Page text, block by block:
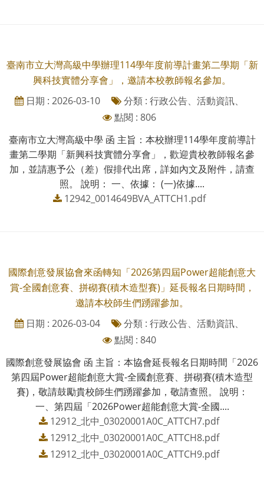
臺南市立大灣高級中學辦理114學年度前導計畫第二學期「新
興科技實體分享會」，邀請本校教師報名參加。
日期 : 2026-03-10
分類 : 行政公告、活動資訊、
點閱 : 806
臺南市立大灣高級中學 函 主旨：本校辦理114學年度前導計
畫第二學期「新興科技實體分享會」，歡迎貴校教師報名參
加，並請惠予公（差）假排代出席，詳如內文及附件，請查
照。 說明： 一、依據： (一)依據....
12942_0014649BVA_ATTCH1.pdf
國際創意發展協會來函轉知「2026第四屆Power超能創意大
賞-全國創意賽、拼砌賽(積木造型賽)」延長報名日期時間，
邀請本校師生們踴躍參加。
日期 : 2026-03-04
分類 : 行政公告、活動資訊、
點閱 : 840
國際創意發展協會 函 主旨：本協會延長報名日期時間「2026
第四屆Power超能創意大賞-全國創意賽、拼砌賽(積木造型
賽)，敬請鼓勵貴校師生們踴躍參加，敬請查照。 說明：
一、第四屆「2026Power超能創意大賞-全國....
12912_北中_03020001A0C_ATTCH7.pdf
12912_北中_03020001A0C_ATTCH8.pdf
12912_北中_03020001A0C_ATTCH9.pdf